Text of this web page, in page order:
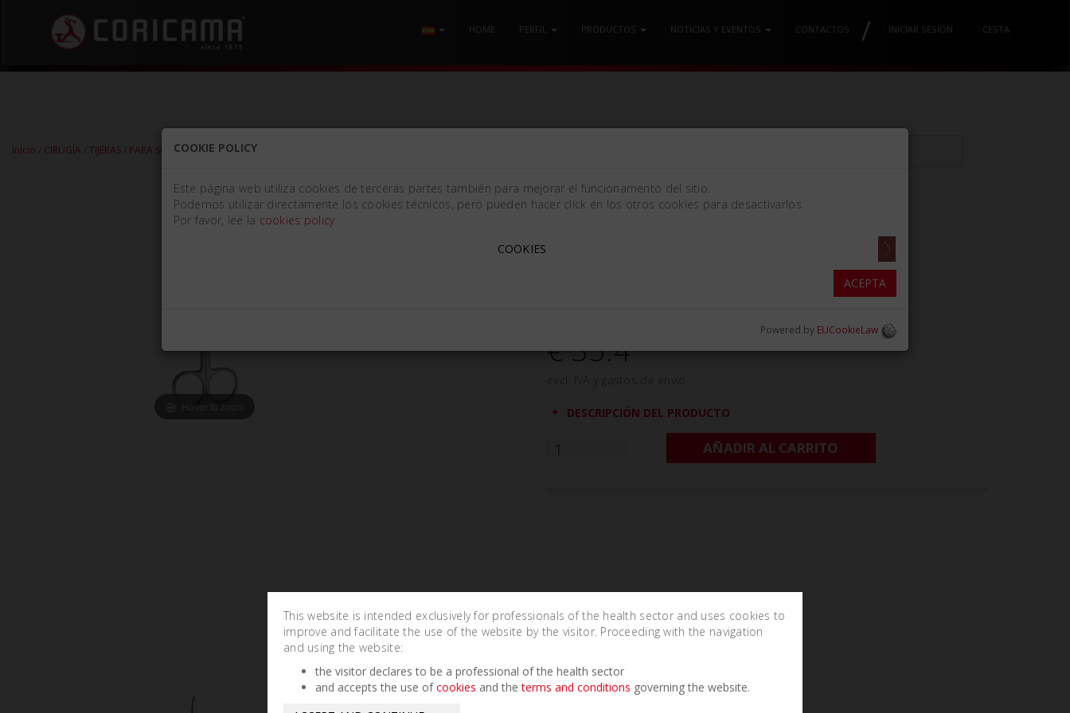
HOME PERFIL PRODUCTOS NOTICIAS Y EVENTOS CONTACTOS / / INICIAR SESIÓN CESTA
Inicio CIRUGÍA TIJERAS PARA SUTURA/ TIJERA SPENCER Mm115 ANGULADA
Hover to zoom
€ 35.4
DESCRIPCIÓN DEL PRODUCTO
AÑADIR AL CARRITO
This website is intended exclusively for professionals of the health sector and uses cookies to
improve and facilitate the use of the website by the visitor. Proceeding with the navigation
and using the website:
the visitor declares to be a professional of the health sector
and accepts the use ofcookies and theterms and conditions governing the website.
COOKIE POLICY
Este página web utiliza cookies de terceras partes también para mejorar el funcionamento del sitio.
Podemos utilizar directamente los cookies técnicos, pero pueden hacer click en los otros cookies para desactivarlos.
Por favor, lee la cookies policy.
COOKIES
ACEPTA
Powered by EUCookieLaw